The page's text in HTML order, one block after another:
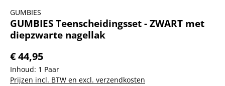
GUMBIES
GUMBIES Teenscheidingsset - ZWART met
diepzwarte nagellak
€ 44,95
Inhoud: 1 Paar
Prijzen incl. BTW en excl. verzendkosten